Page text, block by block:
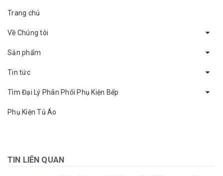
Trang chủ
Về Chúng tôi
Sản phẩm
Tin tức
Tìm Đại Lý Phân Phối Phụ Kiện Bếp
Phụ Kiện Tủ Áo
TIN LIÊN QUAN